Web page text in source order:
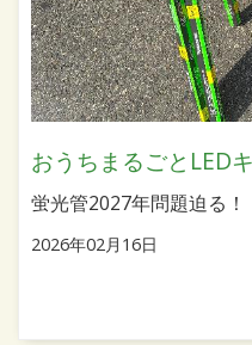
おうちまるごとLED
蛍光管2027年問題迫る！
2026年02月16日